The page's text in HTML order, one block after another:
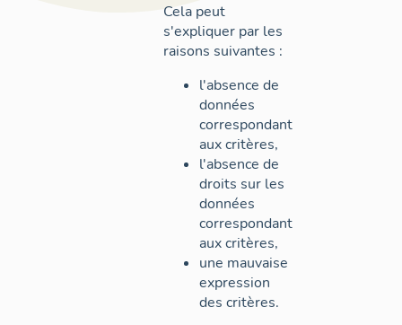
Cela peut
s'expliquer par les
raisons suivantes :
l'absence de
données
correspondant
aux critères,
l'absence de
droits sur les
données
correspondant
aux critères,
une mauvaise
expression
des critères.